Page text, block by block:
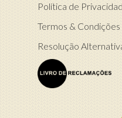
Política de
Termos & Condições
Resolução